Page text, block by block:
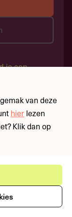
je aan
van deze
hier lezen
Klik dan op